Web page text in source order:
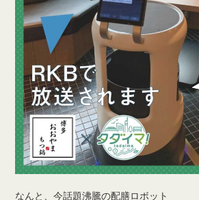
なんと、今話題沸騰の配膳ロボット